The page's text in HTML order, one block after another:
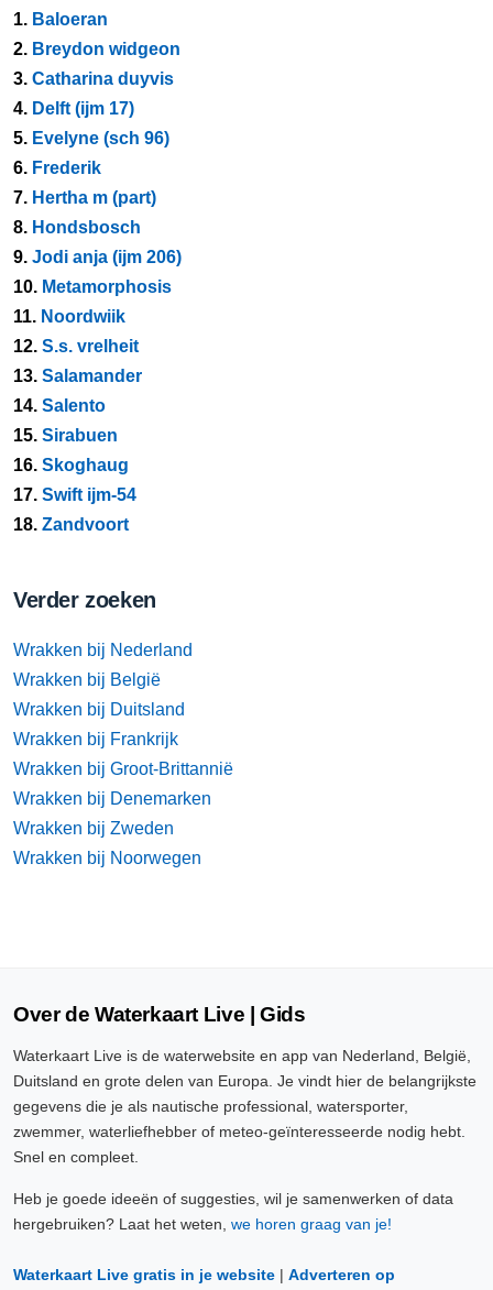
1. Baloeran
2. Breydon widgeon
3. Catharina duyvis
4. Delft (ijm 17)
5. Evelyne (sch 96)
6. Frederik
7. Hertha m (part)
8. Hondsbosch
9. Jodi anja (ijm 206)
10. Metamorphosis
11. Noordwiik
12. S.s. vrelheit
13. Salamander
14. Salento
15. Sirabuen
16. Skoghaug
17. Swift ijm-54
18. Zandvoort
Verder zoeken
Wrakken bij Nederland
Wrakken bij België
Wrakken bij Duitsland
Wrakken bij Frankrijk
Wrakken bij Groot-Brittannië
Wrakken bij Denemarken
Wrakken bij Zweden
Wrakken bij Noorwegen
Over de Waterkaart Live | Gids
Waterkaart Live is de waterwebsite en app van Nederland, België,
Duitsland en grote delen van Europa. Je vindt hier de belangrijkste
gegevens die je als nautische professional, watersporter,
zwemmer, waterliefhebber of meteo-geïnteresseerde nodig hebt.
Snel en compleet.
Heb je goede ideeën of suggesties, wil je samenwerken of data
hergebruiken? Laat het weten, we horen graag van je!
Waterkaart Live gratis in je website | Adverteren op